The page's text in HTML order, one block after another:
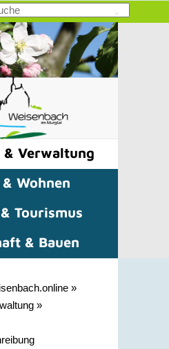
& Verwaltung
Wohnen
Tourismus
& Bauen
»
»